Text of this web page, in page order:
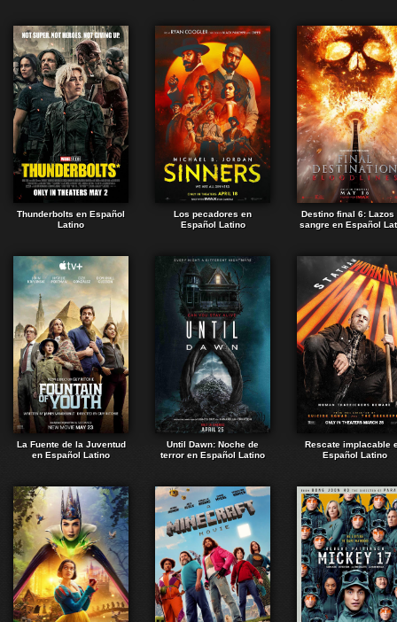
Thunderbolts en Español
Latino
Los pecadores en
Español Latino
Destino final 6: Lazos
sangre en Español
La Fuente de la Juventud
en Español Latino
Until Dawn: Noche de
terror en Español Latino
Rescate implacable
Español Latino